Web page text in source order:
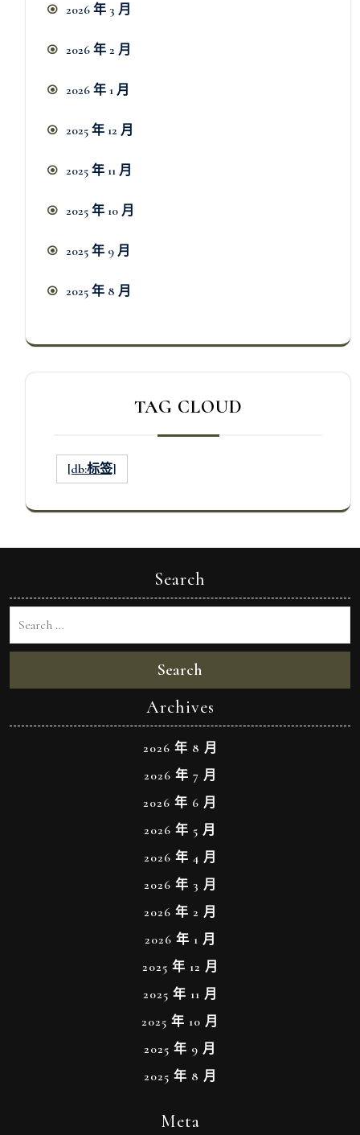
2026 年 3 月
2026 年 2 月
2026 年 1 月
2025 年 12 月
2025 年 11 月
2025 年 10 月
2025 年 9 月
2025 年 8 月
TAG CLOUD
[db:标签]
Search
Search
Archives
2026 年 8 月
2026 年 7 月
2026 年 6 月
2026 年 5 月
2026 年 4 月
2026 年 3 月
2026 年 2 月
2026 年 1 月
2025 年 12 月
2025 年 11 月
2025 年 10 月
2025 年 9 月
2025 年 8 月
Meta